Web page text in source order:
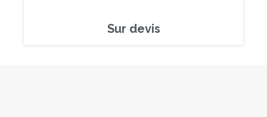
Sur devis